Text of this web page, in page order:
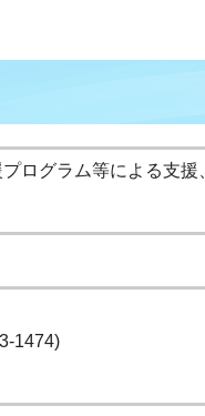
ログラム等による支援
1474)